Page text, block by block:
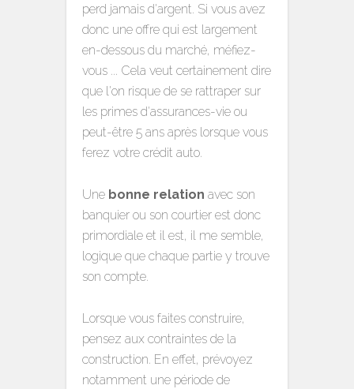
perd jamais d'argent. Si vous avez
donc une offre qui est largement
en-dessous du marché, méfiez-
vous ... Cela veut certainement dire
que l'on risque de se rattraper sur
les primes d'assurances-vie ou
peut-être 5 ans après lorsque vous
ferez votre crédit auto.
Une bonne relation avec son
banquier ou son courtier est donc
primordiale et il est, il me semble,
logique que chaque partie y trouve
son compte.
Lorsque vous faites construire,
pensez aux contraintes de la
construction. En effet, prévoyez
notamment une période de